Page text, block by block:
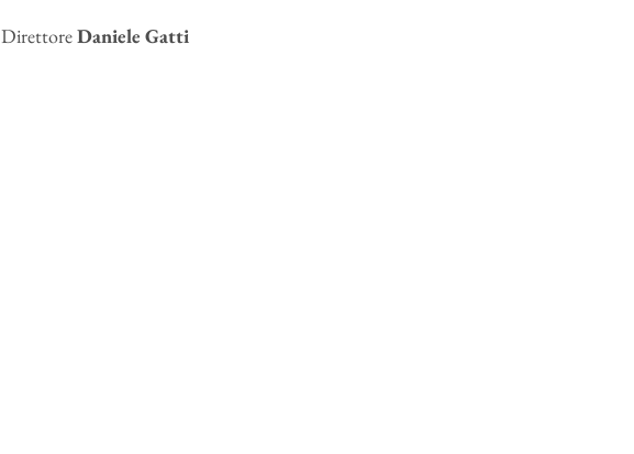
DirettoreDaniele Gatti